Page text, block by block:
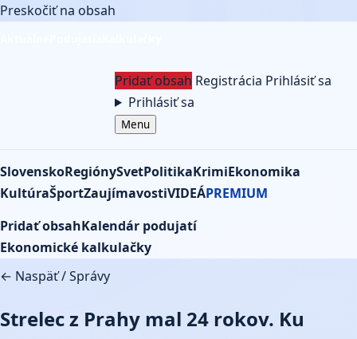
Preskočiť na obsah
Pridať obsah Registrácia Prihlásiť sa
Prihlásiť sa
Menu
SlovenskoRegiónySvetPolitikaKrimiEkonomika
KultúraŠportZaujímavostiVIDEÁPREMIUM
Pridať obsahKalendár podujatí
Ekonomické kalkulačky
← Naspäť/Správy
Strelec z Prahy mal 24 rokov. Ku